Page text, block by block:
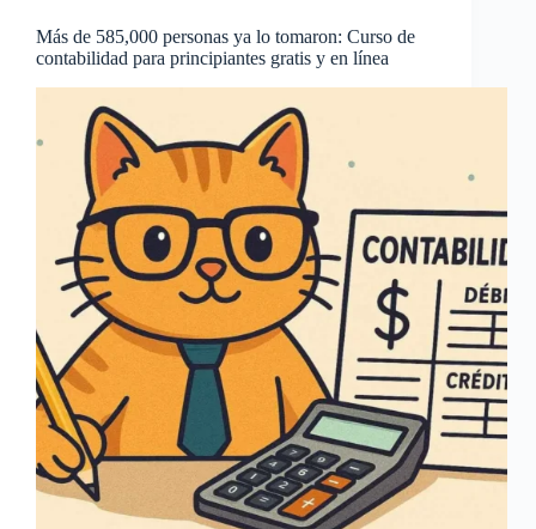
Más de 585,000 personas ya lo tomaron: Curso de
contabilidad para principiantes gratis y en línea